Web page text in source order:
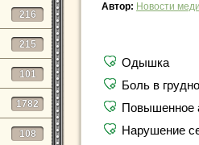
216
215
101
1782
108
Автор: Новости
Одышка
Боль в
Повышенное
Нарушение